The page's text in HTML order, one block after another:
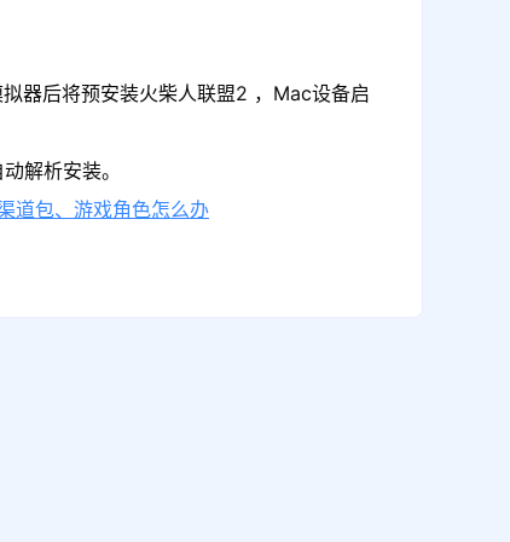
器后将预安装火柴人联盟2 ，Mac设备启
解析安装。
道包、游戏角色怎么办